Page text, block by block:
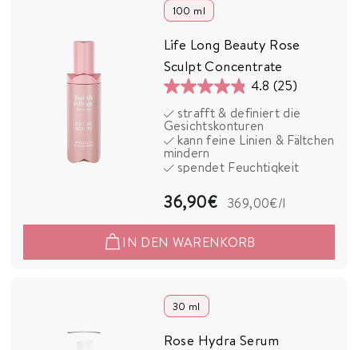
100 ml
Life Long Beauty Rose
Sculpt Concentrate
4.8 (25)
4.8
von
5
Sternen.
25
Bewertungen
strafft & definiert die
Gesichtskonturen
kann feine Linien & Fältchen
mindern
spendet Feuchtigkeit
36,90€3
6
,
369,00€/l
IN DEN WARENKORB
30 ml
Rose Hydra Serum